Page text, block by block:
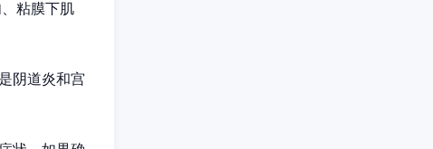
粘膜下肌
阴道炎和宫